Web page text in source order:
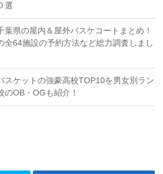
選
葉県の屋内＆屋外バスケコートまとめ！
全64施設の予約方法など総力調査しまし
スケットの強豪高校TOP10を男女別ラン
のOB・OGも紹介！